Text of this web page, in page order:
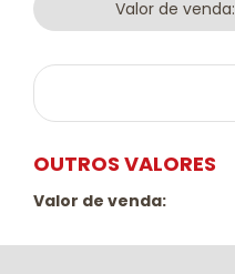
Valor de venda:
OUTROS VALORES
Valor de venda: